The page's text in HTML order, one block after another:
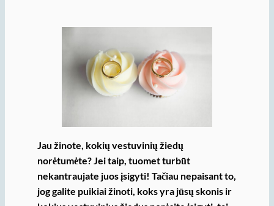
Jau žinote, kokių vestuvinių žiedų
norėtumėte? Jei taip, tuomet turbūt
nekantraujate juos įsigyti! Tačiau nepaisant to,
jog galite puikiai žinoti, koks yra jūsų skonis ir